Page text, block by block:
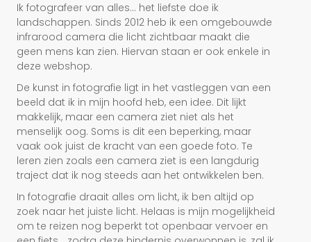
Ik fotografeer van alles... het liefste doe ik
landschappen. Sinds 2012 heb ik een omgebouwde
infrarood camera die licht zichtbaar maakt die
geen mens kan zien. Hiervan staan er ook enkele in
deze webshop.
De kunst in fotografie ligt in het vastleggen van een
beeld dat ik in mijn hoofd heb, een idee. Dit lijkt
makkelijk, maar een camera ziet niet als het
menselijk oog. Soms is dit een beperking, maar
vaak ook juist de kracht van een goede foto. Te
leren zien zoals een camera ziet is een langdurig
traject dat ik nog steeds aan het ontwikkelen ben.
In fotografie draait alles om licht, ik ben altijd op
zoek naar het juiste licht. Helaas is mijn mogelijkheid
om te reizen nog beperkt tot openbaar vervoer en